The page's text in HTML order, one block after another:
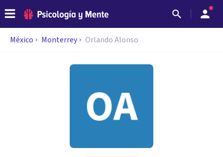
México Monterrey Orlando Alonso